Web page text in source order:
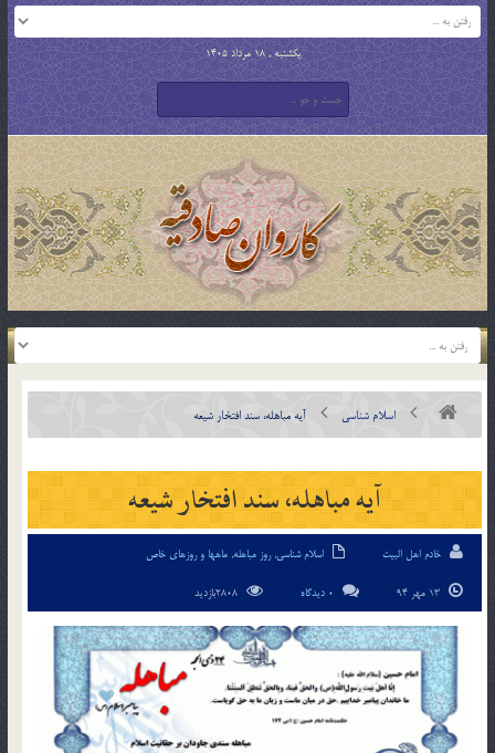
یکشنبه , 18 مرداد 1405
اسلام شناسی آيه مباهله، سند افتخار شیعه
آيه مباهله، سند افتخار شیعه
خادم اهل البیت اسلام شناسی,روز مباهله, ماهها و روزهای خاص
0 دیدگاه